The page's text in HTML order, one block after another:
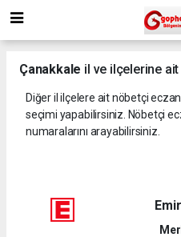
Çanakkale il ve ilçelerine
Diğer il ilçelere ait nöbetçi
seçimi yapabilirsiniz. Nöbetçi
numaralarını arayabilirsiniz.